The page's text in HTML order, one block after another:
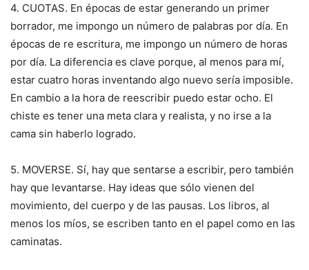
4. CUOTAS. En épocas de estar generando un primer
borrador, me impongo un número de palabras por día. En
épocas de re escritura, me impongo un número de horas
por día. La diferencia es clave porque, al menos para mí,
estar cuatro horas inventando algo nuevo sería imposible.
En cambio a la hora de reescribir puedo estar ocho. El
chiste es tener una meta clara y realista, y no irse a la
cama sin haberlo logrado.
5. MOVERSE. Sí, hay que sentarse a escribir, pero también
hay que levantarse. Hay ideas que sólo vienen del
movimiento, del cuerpo y de las pausas. Los libros, al
menos los míos, se escriben tanto en el papel como en las
caminatas.